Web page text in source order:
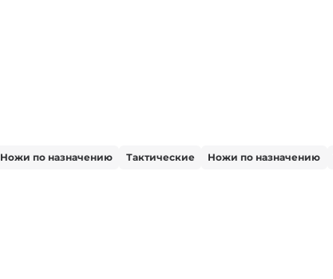
Ножи по назначению Тактические Ножи по назначению